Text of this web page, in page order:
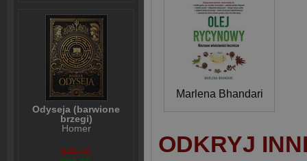
Odyseja (barwione
brzegi)
Homer
$40,10
Marlena Bhandari
ODKRYJ